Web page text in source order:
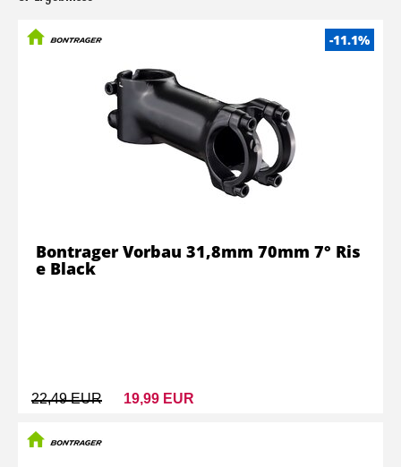
-11.1%
22,49 EUR 19,99 EUR
Bontrager Vorbau 31,8mm 70mm 7° Ris
e Black